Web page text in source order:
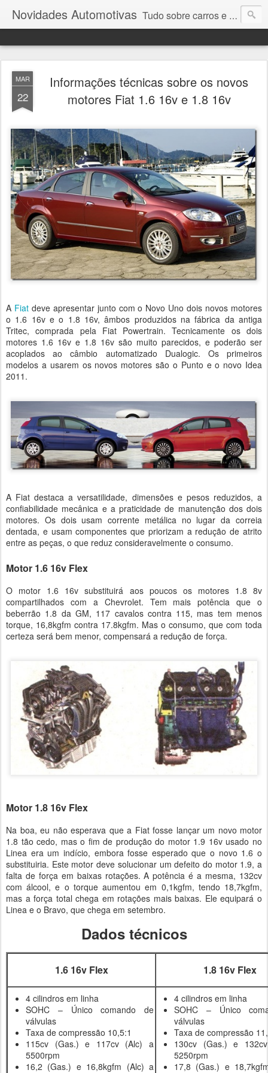
Novidades Automotivas Tudo sobre carros e motores
MAR
22
Informações técnicas sobre os novos
motores Fiat 1.6 16v e 1.8 16v
A Fiatdeve apresentar junto com o Novo Uno dois novos motores
o 1.6 16v e o 1.8 16v, âmbos produzidos na fábrica da antiga
Tritec, comprada pela Fiat Powertrain. Tecnicamente os dois
motores 1.6 16v e 1.8 16v são muito parecidos, e poderão ser
acoplados ao câmbio automatizado Dualogic. Os primeiros
modelos a usarem os novos motores são o Punto e o novo Idea
2011.
A Fiat destaca a versatilidade, dimensões e pesos reduzidos, a
confiabilidade mecânica e a praticidade de manutenção dos dois
motores. Os dois usam corrente metálica no lugar da correia
dentada, e usam componentes que priorizam a redução de atrito
entre as peças, o que reduz consideravelmente o consumo.
Motor 1.6 16v Flex
O motor 1.6 16v substituirá aos poucos os motores 1.8 8v
compartilhados com a Chevrolet. Tem mais potência que o
beberrão 1.8 da GM, 117 cavalos contra 115, mas tem menos
torque, 16,8kgfm contra 17.8kgfm. Mas o consumo, que com toda
certeza será bem menor, compensará a redução de força.
Motor 1.8 16v Flex
Na boa, eu não esperava que a Fiat fosse lançar um novo motor
1.8 tão cedo, mas o fim de produção do motor 1.9 16v usado no
Linea era um indício, embora fosse esperado que o novo 1.6 o
substituiria. Este motor deve solucionar um defeito do motor 1.9, a
falta de força em baixas rotações. A potência é a mesma, 132cv
com álcool, e o torque aumentou em 0,1kgfm, tendo 18,7kgfm,
mas a força total chega em rotações mais baixas. Ele equipará o
Linea e o Bravo, que chega em setembro.
Dados técnicos
1.6 16v Flex 1.8 16v Flex
4 cilindros em linha
SOHC – Único comando de
válvulas
Taxa de compressão 10,5:1
115cv (Gas.) e 117cv (Alc) a
5500rpm
16,2 (Gas.) e 16,8kgfm (Alc) a
4 cilindros em linha
SOHC – Único
válvulas
Taxa de compressão
130cv (Gas.) e
5250rpm
17,8 (Gas.) e